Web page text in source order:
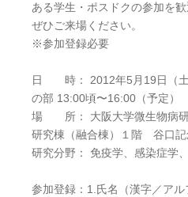
ある学生・ポスドクの参加を
ぜひご来場ください。
※参加登録必要
日 時： 2012年5月19日（土
の部 13:00頃〜16:00（予定）
場 所： 大阪大学微生物病
研究棟（融合棟）１階 谷口記
研究分野： 免疫学、感染症学
参加登録：1.氏名（漢字／ア